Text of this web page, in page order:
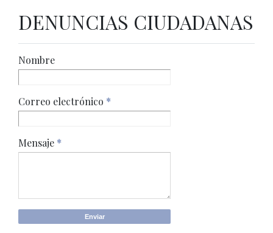
DENUNCIAS CIUDADANAS
Nombre
Correo electrónico *
Mensaje *